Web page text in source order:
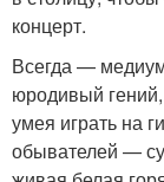
концерт.
Всегда —
юродивый
умея играть на
обывателей —